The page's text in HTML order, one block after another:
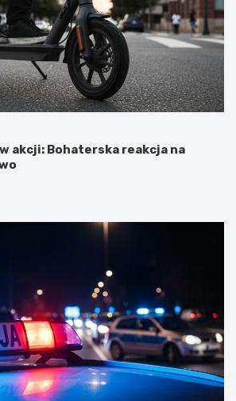
akcji: Bohaterska reakcja na